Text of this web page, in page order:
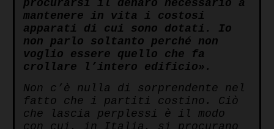
procurarsi il denaro necessario a
mantenere in vita i costosi
apparati di cui sono dotati. Io
non parlo soltanto perché non
voglio essere quello che fa
crollare l’intero edificio» .
Non c’è nulla di sorprendente nel
fatto che i partiti costino. Ciò
che lascia perplessi è il modo
con cui, in Italia, si procurano